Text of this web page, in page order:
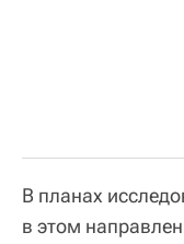
В планах
в этом